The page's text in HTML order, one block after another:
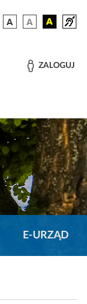
ZALOGUJ
E-URZĄD